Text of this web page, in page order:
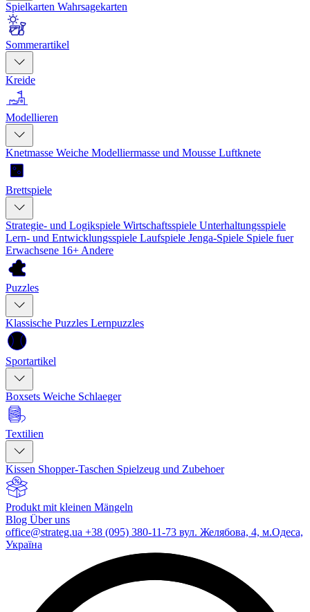
Spielkarten Wahrsagekarten
Sommerartikel
Kreide
Modellieren
Knetmasse Weiche Modelliermasse und Mousse Luftknete
Brettspiele
Strategie- und Logikspiele Wirtschaftsspiele Unterhaltungsspiele
Lern- und Entwicklungsspiele Laufspiele Jenga-Spiele Spiele fuer
Erwachsene 16+ Andere
Puzzles
Klassische Puzzles Lernpuzzles
Sportartikel
Boxsets Weiche Schlaeger
Textilien
Kissen Shopper-Taschen Spielzeug und Zubehoer
Produkt mit kleinen Mängeln
Blog Über uns
office@strateg.ua +38 (095) 380-11-73 вул. Желябова, 4, м.Одеса,
Україна